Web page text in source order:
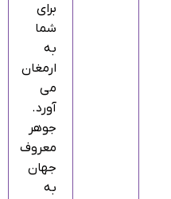
برای
شما
به
ارمغان
می
آورد.
جوهر
معروف
جهان
به